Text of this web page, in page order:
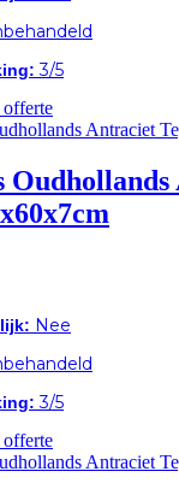
3/5
offerte
Nee
3/5
offerte